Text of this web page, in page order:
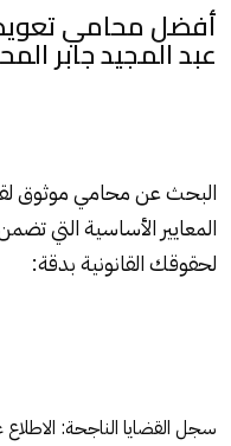
أفضل محامي
عبد المجيد جابر
البحث عن محامي موثوق
المعايير الأساسية التي
لحقوقك القانونية بدقة:
سجل القضايا الناجحة: الاطلاع